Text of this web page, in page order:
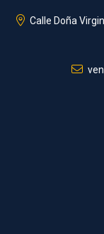
Calle Doña